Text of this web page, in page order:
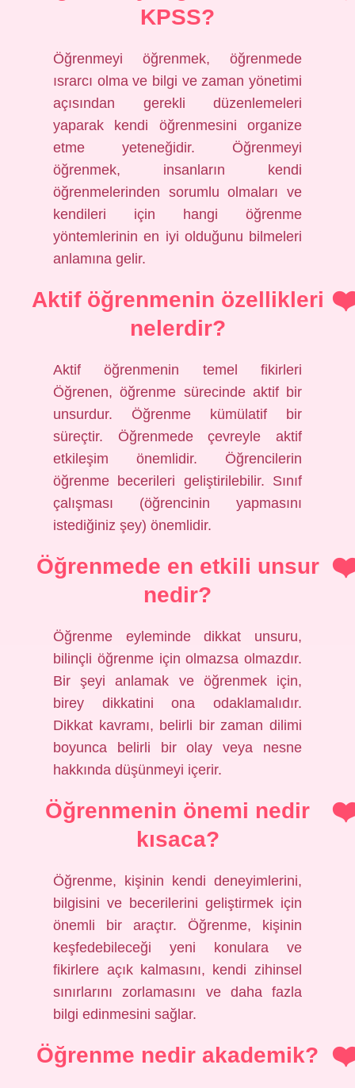
KPSS?
Öğrenmeyi öğrenmek, öğrenmede
ısrarcı olma ve bilgi ve zaman yönetimi
açısından gerekli düzenlemeleri
yaparak kendi öğrenmesini organize
etme yeteneğidir. Öğrenmeyi
öğrenmek, insanların kendi
öğrenmelerinden sorumlu olmaları ve
kendileri için hangi öğrenme
yöntemlerinin en iyi olduğunu bilmeleri
anlamına gelir.
Aktif öğrenmenin özellikleri
nelerdir?
Aktif öğrenmenin temel fikirleri
Öğrenen, öğrenme sürecinde aktif bir
unsurdur. Öğrenme kümülatif bir
süreçtir. Öğrenmede çevreyle aktif
etkileşim önemlidir. Öğrencilerin
öğrenme becerileri geliştirilebilir. Sınıf
çalışması (öğrencinin yapmasını
istediğiniz şey) önemlidir.
Öğrenmede en etkili unsur
nedir?
Öğrenme eyleminde dikkat unsuru,
bilinçli öğrenme için olmazsa olmazdır.
Bir şeyi anlamak ve öğrenmek için,
birey dikkatini ona odaklamalıdır.
Dikkat kavramı, belirli bir zaman dilimi
boyunca belirli bir olay veya nesne
hakkında düşünmeyi içerir.
Öğrenmenin önemi nedir
kısaca?
Öğrenme, kişinin kendi deneyimlerini,
bilgisini ve becerilerini geliştirmek için
önemli bir araçtır. Öğrenme, kişinin
keşfedebileceği yeni konulara ve
fikirlere açık kalmasını, kendi zihinsel
sınırlarını zorlamasını ve daha fazla
bilgi edinmesini sağlar.
Öğrenme nedir akademik?